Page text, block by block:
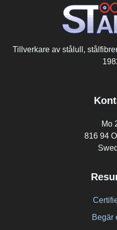
Mo
816 94
Begär
Tillverkare av stålull,